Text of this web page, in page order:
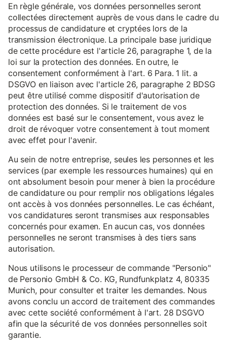
En règle générale, vos données personnelles seront
collectées directement auprès de vous dans le cadre du
processus de candidature et cryptées lors de la
transmission électronique. La principale base juridique
de cette procédure est l'article 26, paragraphe 1, de la
loi sur la protection des données. En outre, le
consentement conformément à l'art. 6 Para. 1 lit. a
DSGVO en liaison avec l'article 26, paragraphe 2 BDSG
peut être utilisé comme dispositif d'autorisation de
protection des données. Si le traitement de vos
données est basé sur le consentement, vous avez le
droit de révoquer votre consentement à tout moment
avec effet pour l'avenir.
Au sein de notre entreprise, seules les personnes et les
services (par exemple les ressources humaines) qui en
ont absolument besoin pour mener à bien la procédure
de candidature ou pour remplir nos obligations légales
ont accès à vos données personnelles. Le cas échéant,
vos candidatures seront transmises aux responsables
concernés pour examen. En aucun cas, vos données
personnelles ne seront transmises à des tiers sans
autorisation.
Nous utilisons le processeur de commande "Personio"
de Personio GmbH & Co. KG, Rundfunkplatz 4, 80335
Munich, pour consulter et traiter les demandes. Nous
avons conclu un accord de traitement des commandes
avec cette société conformément à l'art. 28 DSGVO
afin que la sécurité de vos données personnelles soit
garantie.